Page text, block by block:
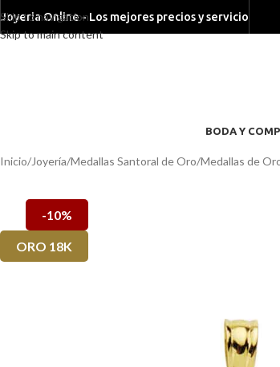
Skip to navigation
Skip to main content
Joyeria Online - Los mejores precios y servicio
BODA Y
Inicio/Joyería/Medallas Santoral de Oro/Medallas de
-10%
ORO 18K